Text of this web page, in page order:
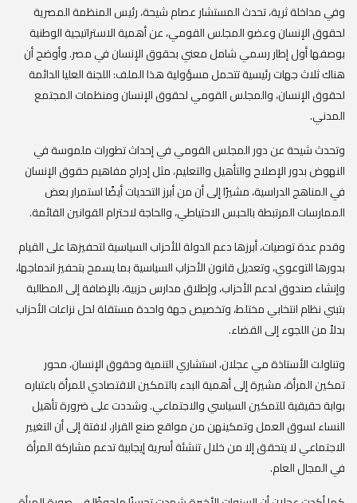
‎وفي مداخلة ثرية، تحدث المستشار عصام شيحة، رئيس المنظمة المصرية
لحقوق الإنسان وعضو المجلس القومي، عن أهمية الاستراتيجية الوطنية
بوصفها أول إطار رسمي شامل معني بحقوق الإنسان في مصر. وأوضح أن
هناك ثلاث جهات رئيسية تتحمل مسؤولية هذا الملف: اللجنة العليا الدائمة
لحقوق الإنسان، والمجلس القومي لحقوق الإنسان ومنظمات المجتمع
المدني.
‎وتحدث شيحة عن دور المجلس القومي في إحداث تطورات ملموسة في
النهوض بدور الإصلاح والتأهيل والتعليم، مثل إدراج مفاهيم حقوق الإنسان
في المناهج الدراسية، مشيرًا إلى أن من أبرز التحديات أيضًا استمرار بعض
الممارسات المرتبطة بالحبس الاحتياطي، والحاجة لاحترام القوانين القائمة.
‎وقدم عدة توصيات، أبرزها دعم الدولة للأحزاب السياسية لتحفيزها على القيام
بدورها التوعوي، وتعديل قانون الأحزاب السياسية بما يسمح بتحفيز اندماجها،
وإنشاء صندوق لدعم الأحزاب، وإطلاق مدارس حزبية، بالإضافة إلى المطالبة
بتبني نظام انتخابي مختلط، وتخصيص جهة واحدة مستقلة لحل نزاعات الأحزاب
بدلاً من اللجوء إلى القضاء.
‎وتناولت الأستاذة مي عجلان، استشاري التنمية وحقوق الإنسان، محور
تمكين المرأة، مشيرة إلى أهمية البدء بالتمكين الاقتصادي للمرأة باعتباره
بوابة حقيقية للتمكين السياسي والاجتماعي. وشددت على ضرورة تأهيل
النساء لسوق العمل وتمكينهن من مواقع صنع القرار، لافتة إلى أن التغيير
الاجتماعي لا يتحقق إلا من خلال تنشئة أسرية إيجابية تدعم مشاركة المرأة
في المجال العام.